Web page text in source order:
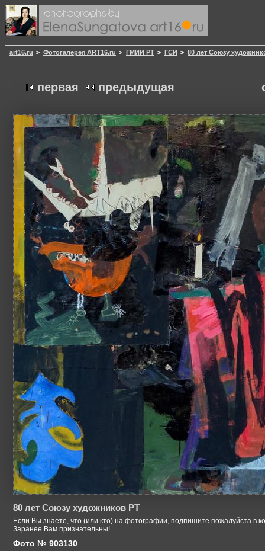
art16.ru Фотогалерея ART16.ru ГМИИ РТ ГСИ 80 лет Союзу
первая предыдущая
80 лет Союзу художников РТ
Если Вы знаете, что (или кто) на фотографии, подпишите пожалуйста в
Заранее Вам признательны!
Фото № 903130